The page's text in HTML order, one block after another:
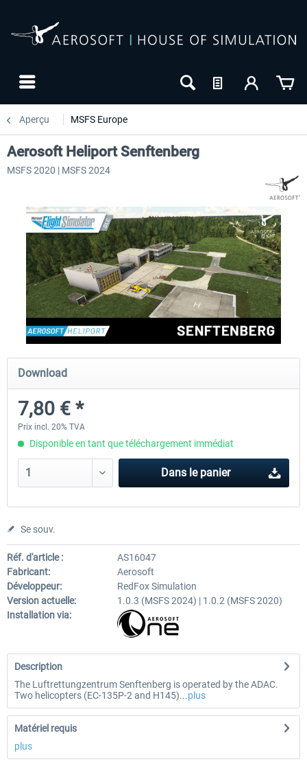
Aperçu MSFS Europe
Aerosoft Airport Cologne/Bonn
18,10 € *
sim-wings Hamburg
Aerosoft Heliport Senftenberg
MSFS 2020 | MSFS 2024
Download
7,80 € *
Prix incl. 20% TVA
Disponible en tant que téléchargement immédiat
Dans le panier
Se souv.
Réf. d'article :
AS16047
Fabricant:
Aerosoft
Développeur:
RedFox Simulation
Version actuelle:
1.0.3 (MSFS 2024) | 1.0.2 (MSFS 2020)
Installation via:
Description
The Luftrettungzentrum Senftenberg is operated by the ADAC.
Two helicopters (EC-135P-2 and H145)...plus
Matériel requis
plus